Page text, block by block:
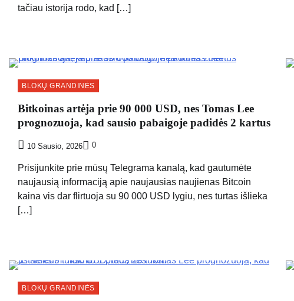
tačiau istorija rodo, kad […]
BLOKŲ GRANDINĖS
Bitkoinas artėja prie 90 000 USD, nes Tomas Lee
prognozuoja, kad sausio pabaigoje padidės 2 kartus
10 Sausio, 2026 0
Prisijunkite prie mūsų Telegrama kanalą, kad gautumėte
naujausią informaciją apie naujausias naujienas Bitcoin
kaina vis dar flirtuoja su 90 000 USD lygiu, nes turtas išlieka
[…]
BLOKŲ GRANDINĖS